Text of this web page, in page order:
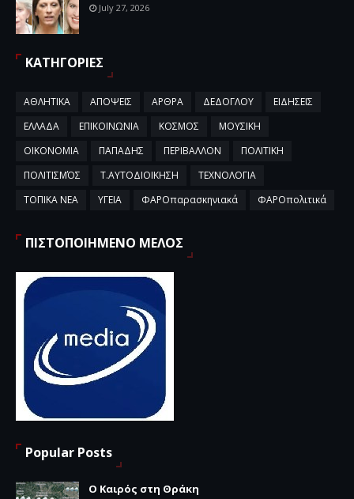
July 27, 2026
ΚΑΤΗΓΟΡΙΕΣ
ΑΘΛΗΤΙΚΑ ΑΠΟΨΕΙΣ ΑΡΘΡΑ ΔΕΔΟΓΛΟΥ
ΕΙΔΗΣΕΙΣ
ΕΛΛΑΔΑ
ΕΠΙΚΟΙΝΩΝΙΑ ΚΟΣΜΟΣ
ΜΟΥΣΙΚΗ
ΟΙΚΟΝΟΜΙΑ
ΠΑΠΑΔΗΣ ΠΕΡΙΒΑΛΛΟΝ
ΠΟΛΙΤΙΚΗ
ΠΟΛΙΤΙΣΜΌΣ
Τ.ΑΥΤΟΔΙΟΙΚΗΣΗ
ΤΕΧΝΟΛΟΓΙΑ
ΤΟΠΙΚΑ ΝΕΑ
ΥΓΕΙΑ ΦΑΡΟπαρασκηνιακά ΦΑΡΟπολιτικά
ΠΙΣΤΟΠΟΙΗΜΕΝΟ ΜΕΛΟΣ
Popular Posts
Ο Καιρός στη Θράκη